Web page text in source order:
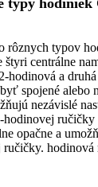
rôznych typov
štyri centrálne
hodinová a
spojené alebo
nezávislé
ručičky
opačne a
ručičky. hodinová